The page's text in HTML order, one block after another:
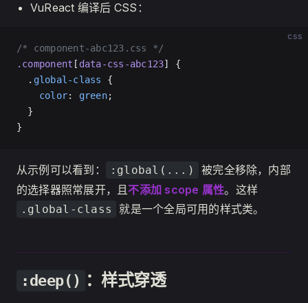
VuReact 编译后 CSS：
css
/* component-abc123.css */
.component [ data-css-abc123] {
  .
global-class
{
    color
: green;
  }
}
从示例可以看到： :global(...)
被完全移除，内部
的选择器照常展开，且不添加 scope 属性。这样
.global-class 就是一个全局可用的样式类。
:deep() ：样式穿透